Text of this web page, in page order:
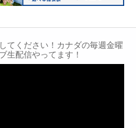
てください！カナダの毎週金曜
生配信やってます！